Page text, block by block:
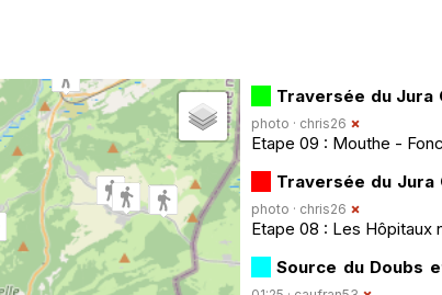
Traversée du Jura
photo · chris26
Etape 09 : Mouthe -
Traversée du Jura
photo · chris26
Etape 08 : Les Hôpitaux
Source du Doubs